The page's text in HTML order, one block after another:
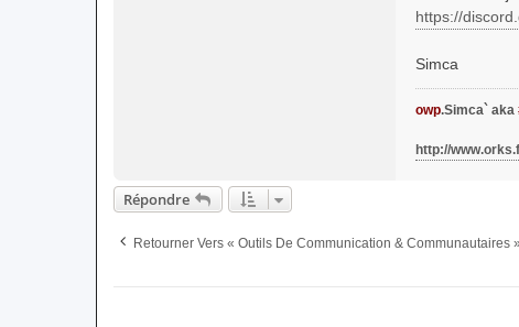
e
https://
Simca
owp.Simca` aka
http://
Répondre
Retourner Vers « Outils De Communication & Communautaires »